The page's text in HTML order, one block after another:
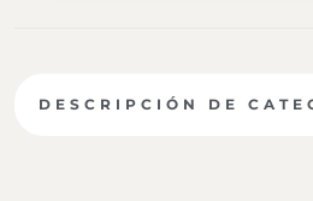
DESCRIPCIÓN DE